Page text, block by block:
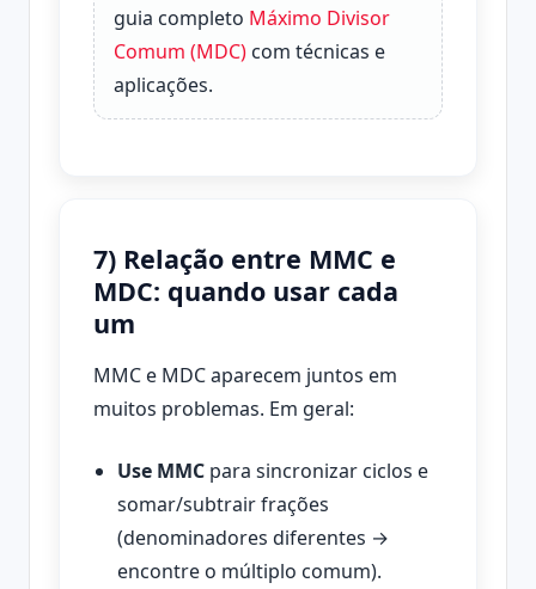
guia completo Máximo Divisor
Comum (MDC) com técnicas e
aplicações.
7) Relação entre MMC e
MDC: quando usar cada
um
MMC e MDC aparecem juntos em
muitos problemas. Em geral:
Use MMC para sincronizar ciclos e
somar/subtrair frações
(denominadores diferentes →
encontre o múltiplo comum).